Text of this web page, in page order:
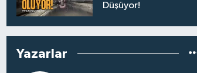
Düşüyor!
Yazarlar